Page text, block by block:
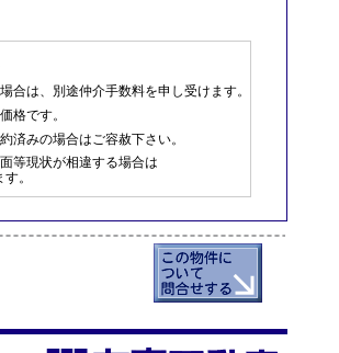
合は、別途仲介手数料を申し受けます。
格です。
済みの場合はご容赦下さい。
等現状が相違する場合は
。